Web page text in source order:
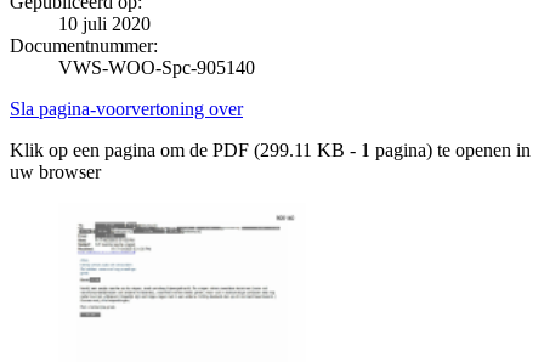
10 juli 2020
Documentnummer:
VWS-WOO-Spc-905140
Sla pagina-voorvertoning over
Klik op een pagina om de PDF (299.11 KB - 1 pagina) te openen in
uw browser